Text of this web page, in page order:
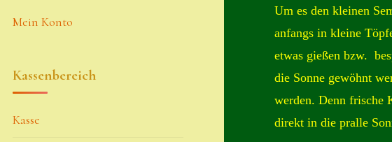
Um es den kleinen
anfangs in kleine
etwas gießen bzw.
die Sonne gewöhnt
werden. Denn frische
direkt in die pralle
Mein Konto
Kassenbereich
Kasse